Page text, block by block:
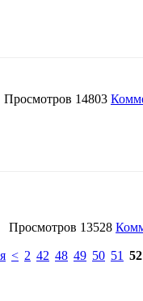
Просмотров 14803
Просмотров 13528
< 2 42 48 49 50 51 52